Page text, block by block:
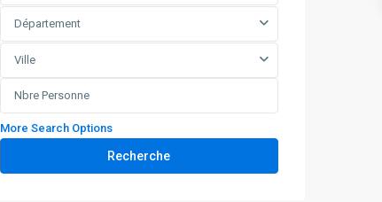
Département
Ville
More Search Options
Recherche